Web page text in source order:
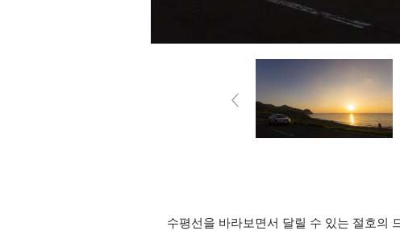
수평선을 바라보면서 달릴 수 있는 절호의